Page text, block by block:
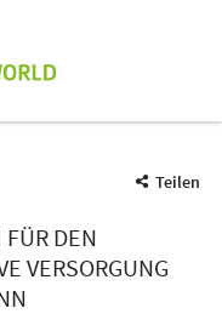
Teilen
DEN
VERSORGUNG